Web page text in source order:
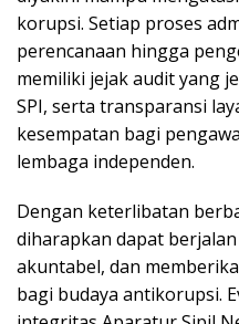
korupsi. Setiap proses
perencanaan hingga
memiliki jejak audit yang
SPI, serta transparansi
kesempatan bagi
lembaga independen.
Dengan keterlibatan
diharapkan dapat
akuntabel, dan
bagi budaya antikorupsi.